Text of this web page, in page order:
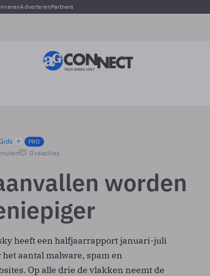
AdverterenPartners
PRO
0 reacties
worden
heeft een halfjaarrapport januari-juli
aantal malware, spam en
Op alle drie de vlakken neemt de